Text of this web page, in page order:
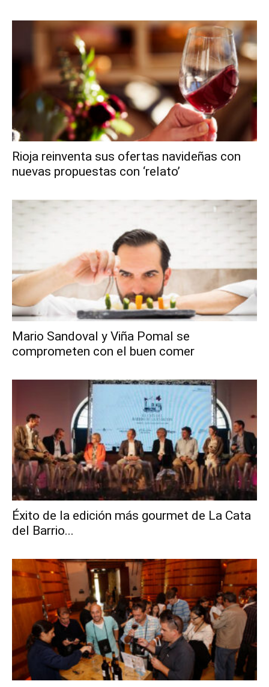
Rioja reinventa sus ofertas navideñas con
nuevas propuestas con ‘relato’
Mario Sandoval y Viña Pomal se
comprometen con el buen comer
Éxito de la edición más gourmet de La Cata
del Barrio...